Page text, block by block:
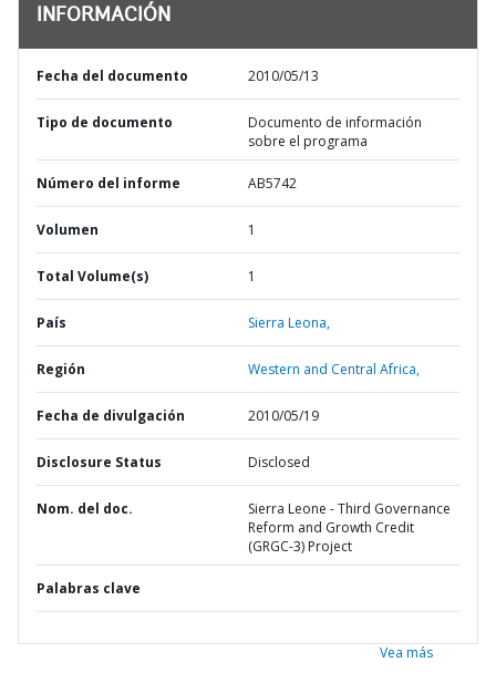
INFORMACIÓN
Fecha del documento 2010/05/13
Tipo de documento
Documento de información
sobre el programa
Número del informe AB5742
Volumen 1
Total Volume(s) 1
País Sierra Leona,
Región Western and Central Africa,
Fecha de divulgación 2010/05/19
Disclosure Status Disclosed
Nom. del doc.
Sierra Leone - Third Governance
Reform and Growth Credit
(GRGC-3) Project
Palabras clave
Vea más